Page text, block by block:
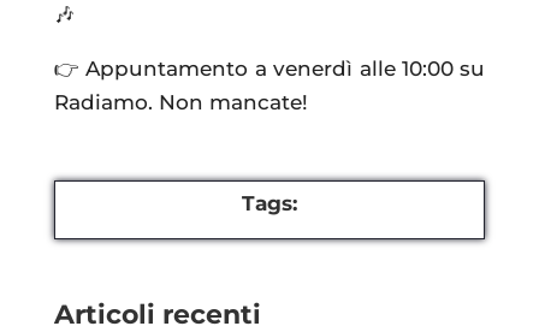
🎶
👉 Appuntamento a venerdì alle 10:00 su
Radiamo. Non mancate!
Tags:
Articoli recenti